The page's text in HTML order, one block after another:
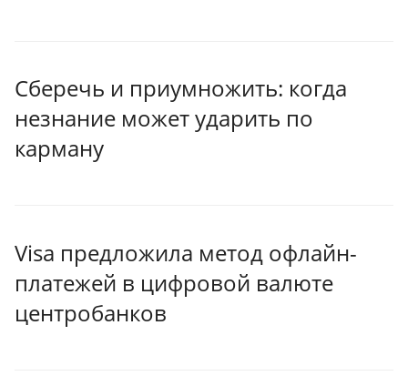
Сберечь и приумножить: когда
незнание может ударить по
карману
Visa предложила метод офлайн-
платежей в цифровой валюте
центробанков